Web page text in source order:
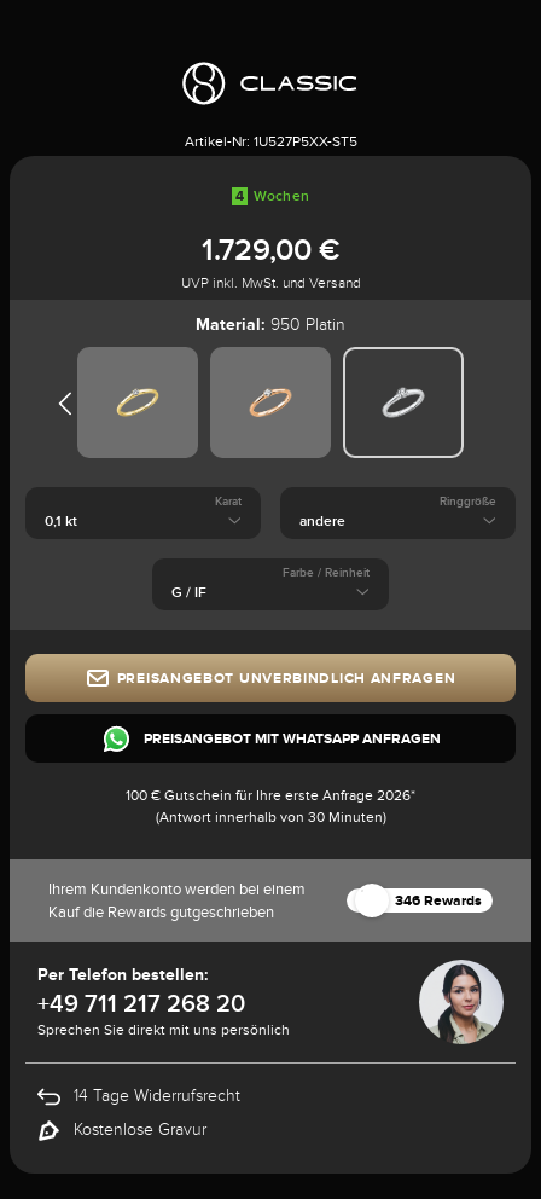
Artikel-Nr: 1U527P5XX-ST5
4 Wochen
1.729,00 €
UVP inkl. MwSt. und Versand
Material: 950 Platin
Karat Ringgröße
Farbe / Reinheit
PREISANGEBOT UNVERBINDLICH ANFRAGEN
PREISANGEBOT MIT WHATSAPP ANFRAGEN
100 € Gutschein für Ihre erste Anfrage 2026*
(Antwort innerhalb von 30 Minuten)
Ihrem Kundenkonto werden bei einem
Kauf die Rewards gutgeschrieben
346 Rewards
Per Telefon bestellen:
+49 711 217 268 20
Sprechen Sie direkt mit uns persönlich
14 Tage Widerrufsrecht
Kostenlose Gravur